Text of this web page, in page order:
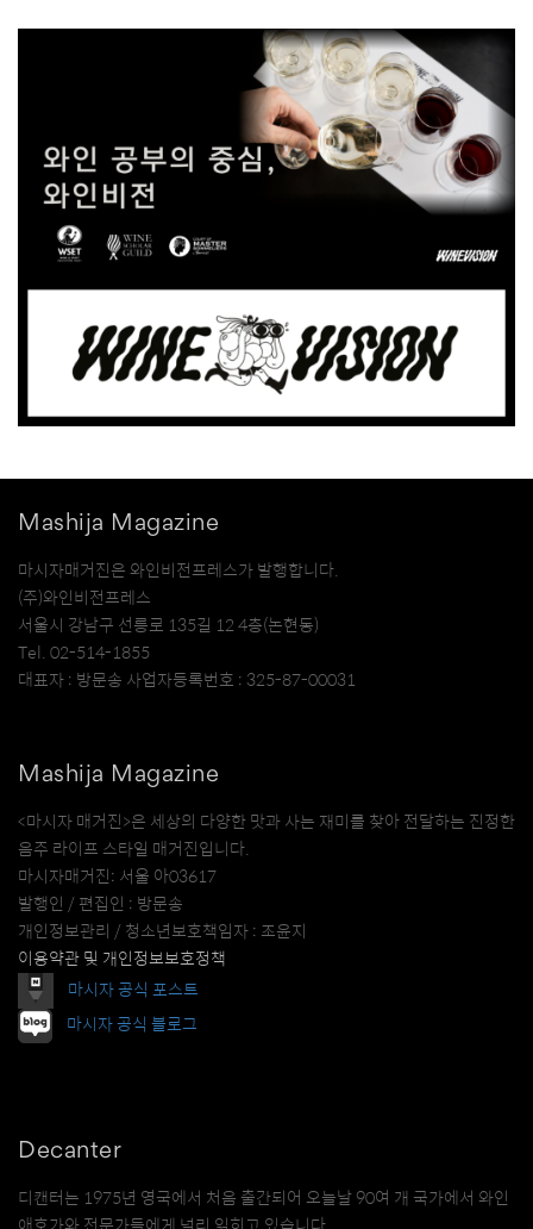
Mashija Magazine
마시자매거진은 와인비전프레스가 발행합니다.
(주)와인비전프레스
서울시 강남구 선릉로 135길 12 4층(논현동)
Tel. 02-514-1855
대표자 : 방문송 사업자등록번호 : 325-87-00031
Mashija Magazine
<마시자 매거진>은 세상의 다양한 맛과 사는 재미를 찾아 전달하는 진정한
음주 라이프 스타일 매거진입니다.
마시자매거진: 서울 아03617
발행인 / 편집인 : 방문송
개인정보관리 / 청소년보호책임자 : 조윤지
이용약관 및 개인정보보호정책
마시자 공식 포스트
마시자 공식 블로그
Decanter
디캔터는 1975년 영국에서 처음 출간되어 오늘날 90여 개 국가에서 와인